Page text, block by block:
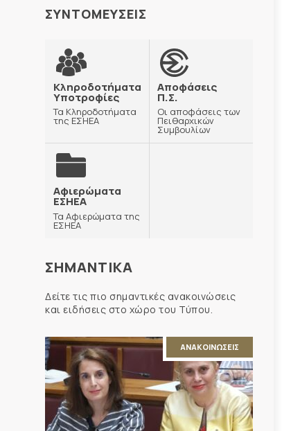
ΣΥΝΤΟΜΕΥΣΕΙΣ
Κληροδοτήματα
Υποτροφίες
Τα Κληροδοτήματα
της ΕΣΗΕΑ
Αποφάσεις
Π.Σ.
Οι αποφάσεις των
Πειθαρχικών
Συμβουλίων
Αφιερώματα
ΕΣΗΕΑ
Τα Αφιερώματα της
ΕΣΗΕΑ
ΣΗΜΑΝΤΙΚΑ
Δείτε τις πιο σημαντικές ανακοινώσεις
και ειδήσεις στο χώρο του Τύπου.
ΑΝΑΚΟΙΝΩΣΕΙΣ